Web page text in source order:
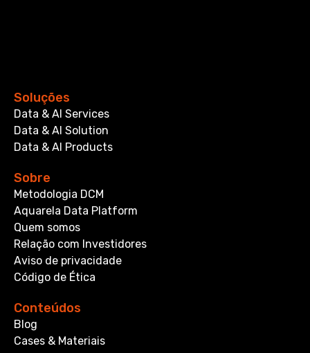
Soluções
Data & AI Services
Data & AI Solution
Data & AI Products
Sobre
Metodologia DCM
Aquarela Data Platform
Quem somos
Relação com Investidores
Aviso de privacidade
Código de Ética
Conteúdos
Blog
Cases & Materiais